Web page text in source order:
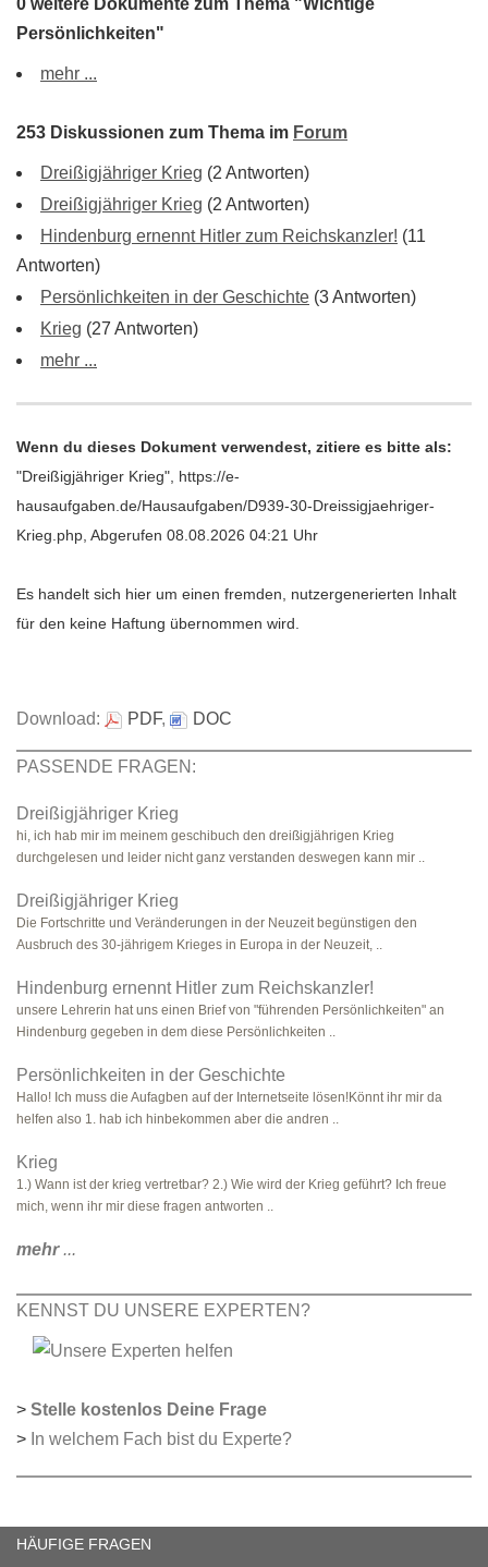
0 weitere Dokumente zum Thema "Wichtige
Persönlichkeiten"
mehr ...
253 Diskussionen zum Thema im Forum
Dreißigjähriger Krieg (2 Antworten)
Dreißigjähriger Krieg (2 Antworten)
Hindenburg ernennt Hitler zum Reichskanzler! (11
Antworten)
Persönlichkeiten in der Geschichte (3 Antworten)
Krieg (27 Antworten)
mehr ...
Wenn du dieses Dokument verwendest, zitiere es bitte als:
"Dreißigjähriger Krieg", https://e-
hausaufgaben.de/Hausaufgaben/D939-30-Dreissigjaehriger-
Krieg.php, Abgerufen 08.08.2026 04:21 Uhr
Es handelt sich hier um einen fremden, nutzergenerierten Inhalt
für den keine Haftung übernommen wird.
Download: PDF, DOC
PASSENDE FRAGEN:
Dreißigjähriger Krieg
hi, ich hab mir im meinem geschibuch den dreißigjährigen Krieg
durchgelesen und leider nicht ganz verstanden deswegen kann mir ..
Dreißigjähriger Krieg
Die Fortschritte und Veränderungen in der Neuzeit begünstigen den
Ausbruch des 30-jährigem Krieges in Europa in der Neuzeit, ..
Hindenburg ernennt Hitler zum Reichskanzler!
unsere Lehrerin hat uns einen Brief von "führenden Persönlichkeiten" an
Hindenburg gegeben in dem diese Persönlichkeiten ..
Persönlichkeiten in der Geschichte
Hallo! Ich muss die Aufagben auf der Internetseite lösen!Könnt ihr mir da
helfen also 1. hab ich hinbekommen aber die andren ..
Krieg
1.) Wann ist der krieg vertretbar? 2.) Wie wird der Krieg geführt? Ich freue
mich, wenn ihr mir diese fragen antworten ..
mehr...
KENNST DU UNSERE EXPERTEN?
> Stelle kostenlos Deine Frage
> In welchem Fach bist du Experte?
HÄUFIGE FRAGEN